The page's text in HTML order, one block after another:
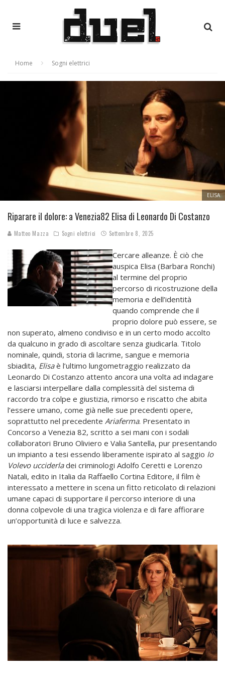
Home Sogni elettrici
ELISA
Riparare il dolore: a Venezia82 Elisa di Leonardo Di Costanzo
Matteo Mazza Sogni elettrici Settembre 8, 2025
Cercare alleanze. È ciò che
auspica Elisa (Barbara Ronchi)
al termine del proprio
percorso di ricostruzione della
memoria e dell’identità
quando comprende che il
proprio dolore può essere, se
non superato, almeno condiviso e in un certo modo accolto
da qualcuno in grado di ascoltare senza giudicarla. Titolo
nominale, quindi, storia di lacrime, sangue e memoria
sbiadita, Elisaè l’ultimo lungometraggio realizzato da
Leonardo Di Costanzo attento ancora una volta ad indagare
e lasciarsi interpellare dalla complessità del sistema di
raccordo tra colpe e giustizia, rimorso e riscatto che abita
l’essere umano, come già nelle sue precedenti opere,
soprattutto nel precedente Ariaferma. Presentato in
Concorso a Venezia 82, scritto a sei mani con i sodali
collaboratori Bruno Oliviero e Valia Santella, pur presentando
un impianto a tesi essendo liberamente ispirato al saggio Io
Volevo ucciderladei criminologi Adolfo Ceretti e Lorenzo
Natali, edito in Italia da Raffaello Cortina Editore, il film è
interessato a mettere in scena un fitto reticolato di relazioni
umane capaci di supportare il percorso interiore di una
donna colpevole di una tragica violenza e di fare affiorare
un’opportunità di luce e salvezza.